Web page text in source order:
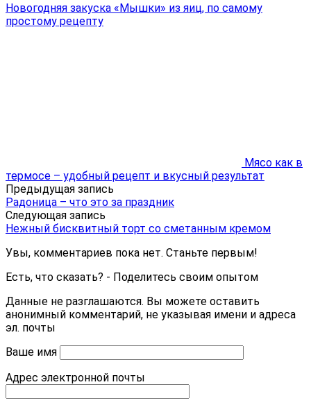
Новогодняя закуска «Мышки» из яиц, по самому
простому рецепту
Мясо как в
термосе – удобный рецепт и вкусный результат
Предыдущая запись
Радоница – что это за праздник
Следующая запись
Нежный бисквитный торт со сметанным кремом
Увы, комментариев пока нет. Станьте первым!
Есть, что сказать? - Поделитесь своим опытом
Данные не разглашаются. Вы можете оставить
анонимный комментарий, не указывая имени и адреса
эл. почты
Ваше имя
Адрес электронной почты